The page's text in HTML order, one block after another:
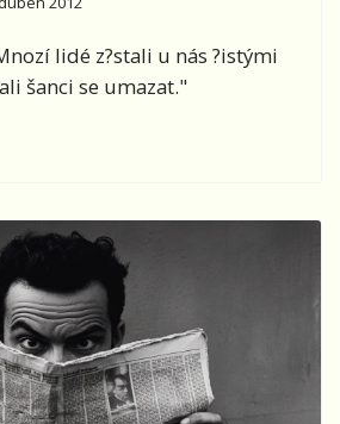
lidé z?stali u nás ?istými
šanci se umazat."